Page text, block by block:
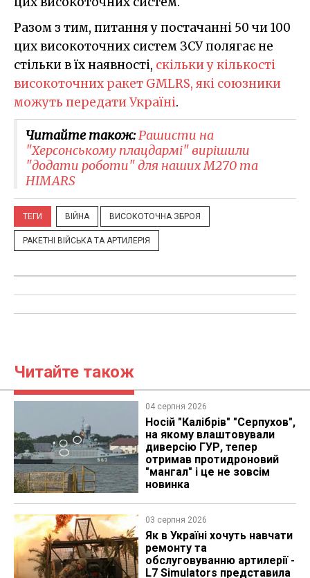
Разом з тим, питання у постачанні 50 чи 100
цих високоточних систем ЗСУ полягає не
стільки в їх наявності, скільки у кількості
високоточних ракет GMLRS, які союзники
можуть передати Україні.
Читайте також:Рашисти на
"Херсонському плацдармі" вирішили
"додати роботи" для наших M270 та
HIMARS
ТЕГИ ВІЙНА ВИСОКОТОЧНА ЗБРОЯ
РАКЕТНІ ВІЙСЬКА ТА АРТИЛЕРІЯ
Читайте також
04 серпня 2026
Носій "Калібрів" "Серпухов",
на якому влаштовували
диверсію ГУР, тепер
отримав протидроновий
"мангал" і це не зовсім
новинка
03 серпня 2026
Як в Україні хочуть навчати
ремонту та
обслуговуванню артилерії -
L7 Simulators представила